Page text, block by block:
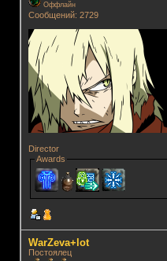
Оффлайн
Сообщений: 2729
Director
Awards
WarZeva+lot
Постоялец